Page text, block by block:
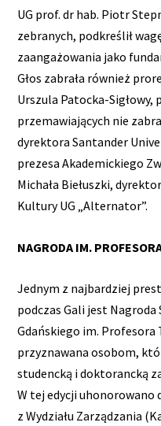
UG prof. dr hab. Piotr
zebranych, podkreślił
zaangażowania jako
Głos zabrała również
Urszula Patocka-Sigłowy,
przemawiających nie
dyrektora Santander
prezesa Akademickiego
Michała Biełuszki,
Kultury UG „Alternator”.
NAGRODA IM.
Jednym z najbardziej
podczas Gali jest
Gdańskiego im. Profesora
przyznawana osobom,
studencką i doktorancką
W tej edycji uhonorowano
z Wydziału Zarządzania